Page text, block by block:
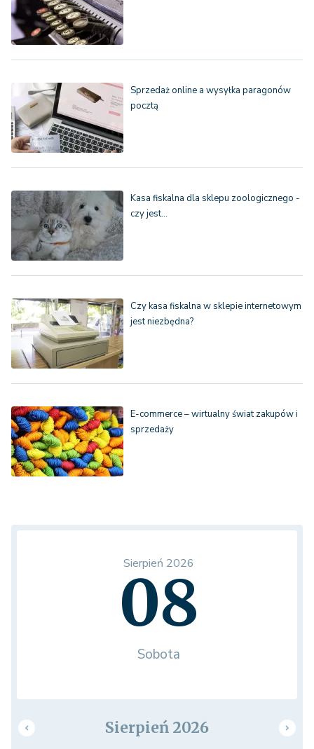
Sprzedaż online a wysyłka paragonów
pocztą
Kasa fiskalna dla sklepu zoologicznego -
czy jest…
Czy kasa fiskalna w sklepie internetowym
jest niezbędna?
E-commerce – wirtualny świat zakupów i
sprzedaży
Sierpień 2026
08
Sobota
Sierpień 2026